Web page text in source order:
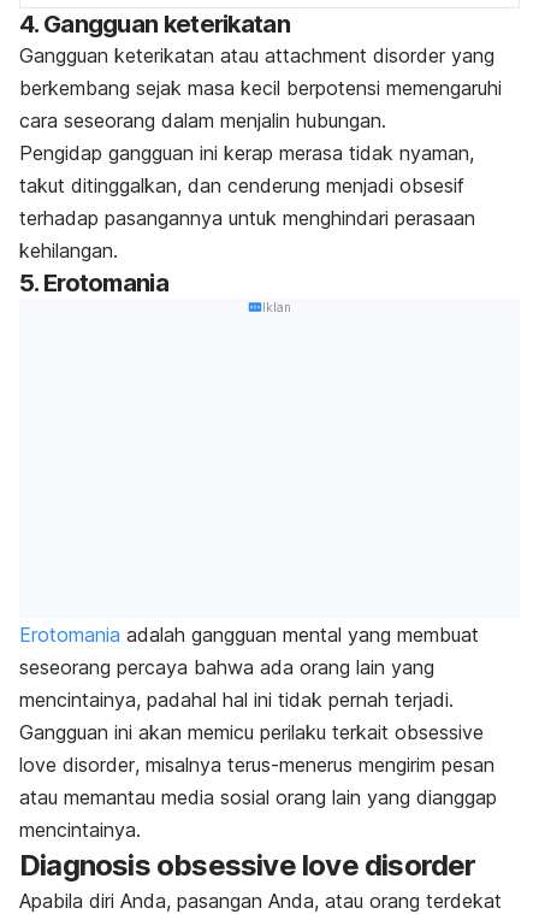
4. Gangguan keterikatan
Gangguan keterikatan atau attachment disorder yang
berkembang sejak masa kecil berpotensi memengaruhi
cara seseorang dalam menjalin hubungan.
Pengidap gangguan ini kerap merasa tidak nyaman,
takut ditinggalkan, dan cenderung menjadi obsesif
terhadap pasangannya untuk menghindari perasaan
kehilangan.
5. Erotomania
Iklan
Erotomania adalah gangguan mental yang membuat
seseorang percaya bahwa ada orang lain yang
mencintainya, padahal hal ini tidak pernah terjadi.
Gangguan ini akan memicu perilaku terkait obsessive
love disorder, misalnya terus-menerus mengirim pesan
atau memantau media sosial orang lain yang dianggap
mencintainya.
Diagnosis obsessive love disorder
Apabila diri Anda, pasangan Anda, atau orang terdekat